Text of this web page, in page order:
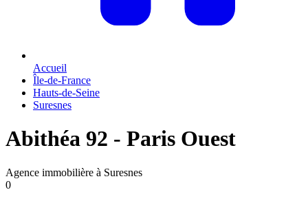
Accueil
Île-de-France
Hauts-de-Seine
Suresnes
Abithéa 92 - Paris Ouest
Agence immobilière à Suresnes
0